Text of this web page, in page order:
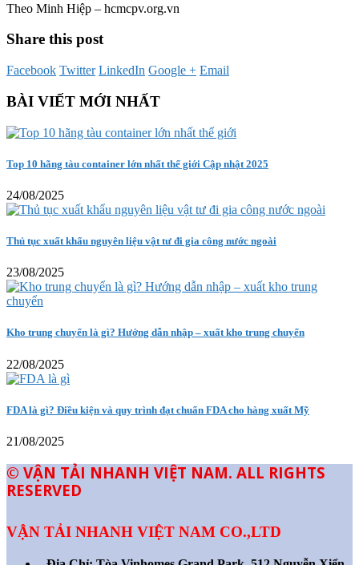
Theo Minh Hiệp – hcmcpv.org.vn
Share this post
Facebook Twitter LinkedIn Google + Email
BÀI VIẾT MỚI NHẤT
Top 10 hãng tàu container lớn nhất thế giới Cập nhật 2025
24/08/2025
Thủ tục xuất khẩu nguyên liệu vật tư đi gia công nước ngoài
23/08/2025
Kho trung chuyển là gì? Hướng dẫn nhập – xuất kho trung chuyển
22/08/2025
FDA là gì? Điều kiện và quy trình đạt chuẩn FDA cho hàng xuất Mỹ
21/08/2025
© VẬN TẢI NHANH VIỆT NAM. ALL RIGHTS
RESERVED
VẬN TẢI NHANH VIỆT NAM CO.,LTD